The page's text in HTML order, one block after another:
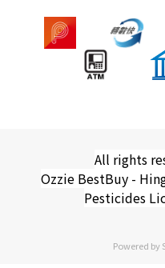
All rights
Ozzie BestBuy -
Pesticides
Powered by